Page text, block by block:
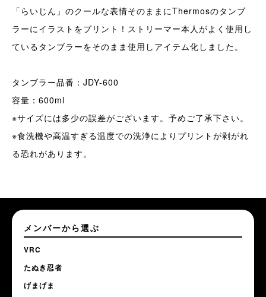
「らいじん」のクールな表情そのままにThermosのタンブ
ラーにイラストをプリント！ストリーマー本人がよく使用し
ているタンブラーをそのまま使用しアイテム化しました。
タンブラー品番：JDY-600
容量：600ml
※サイズには多少の誤差がございます。予めご了承下さい。
※食洗機や高温すぎる温度での洗浄によりプリントが剥がれ
る恐れがあります。
メンバーから選ぶ
VRC
たぬき忍者
げまげま